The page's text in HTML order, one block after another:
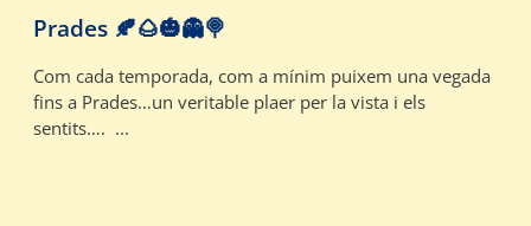
Prades 🍂🌰🎃👻🍭
Com cada temporada, com a mínim puixem una vegada
fins a Prades…un veritable plaer per la vista i els
sentits…. ...